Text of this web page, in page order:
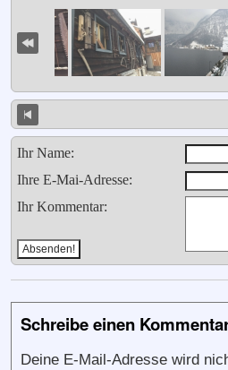
Ihr Name:
Ihre E-Mai-Adresse:
Ihr Kommentar:
Schreibe einen
Deine E-Mail-Adresse wird